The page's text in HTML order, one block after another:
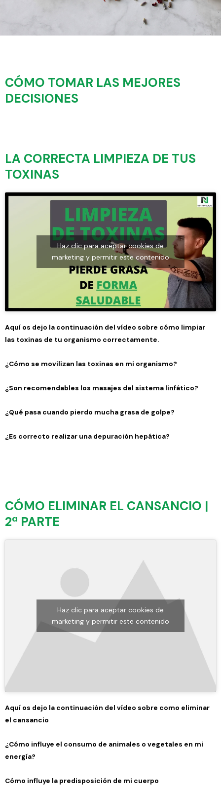
CÓMO TOMAR LAS MEJORES
DECISIONES
LA CORRECTA LIMPIEZA DE TUS
TOXINAS
Haz clic para aceptar cookies de
marketing y permitir este contenido
Aquí os dejo la continuación del vídeo sobre cómo limpiar
las toxinas de tu organismo correctamente.
¿Cómo se movilizan las toxinas en mi organismo?
¿Son recomendables los masajes del sistema linfático?
¿Qué pasa cuando pierdo mucha grasa de golpe?
¿Es correcto realizar una depuración hepática?
CÓMO ELIMINAR EL CANSANCIO |
2ª PARTE
Haz clic para aceptar cookies de
marketing y permitir este contenido
Aquí os dejo la continuación del vídeo sobre como eliminar
el cansancio
¿Cómo influye el consumo de animales o vegetales en mi
energía?
Cómo influye la predisposición de mi cuerpo